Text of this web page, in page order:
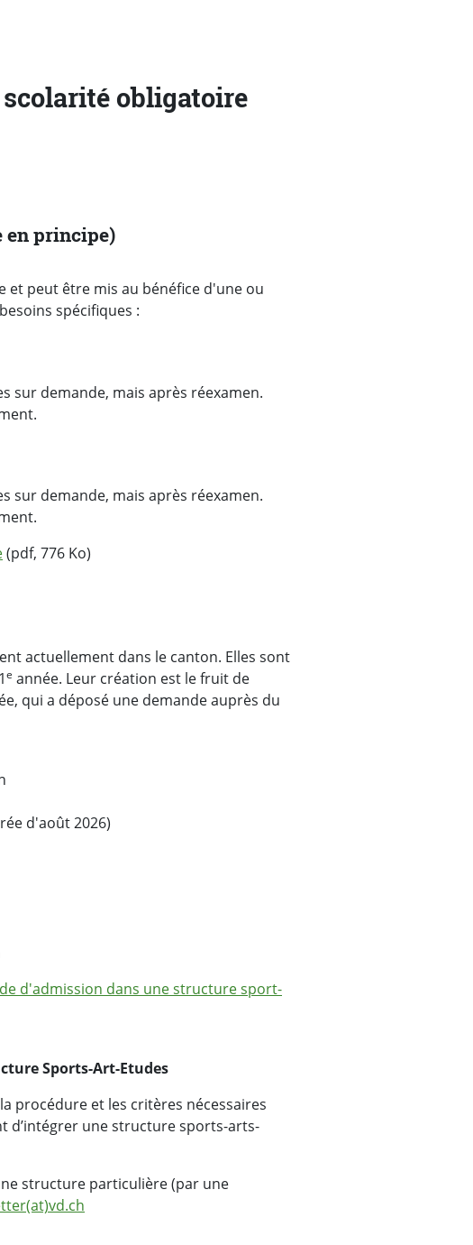
obligatoire
en principe)
et peut être mis au bénéfice d'une ou
spécifiques :
sur demande, mais après réexamen.
sur demande, mais après réexamen.
(pdf, 776 Ko)
actuellement dans le canton. Elles sont
e année. Leur création est le fruit de
qui a déposé une demande auprès du
d'août 2026)
d'admission dans une structure sport-
Sports-Art-Etudes
procédure et les critères nécessaires
d’intégrer une structure sports-arts-
structure particulière (par une